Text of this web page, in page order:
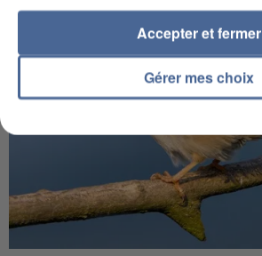
Gérer mes choix
Accepter et fermer